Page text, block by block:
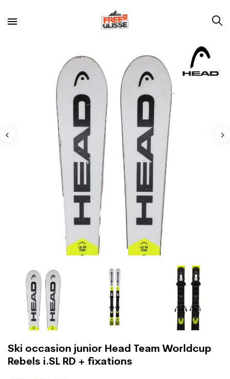
Ski occasion junior Head Team Worldcup
Rebels i.SL RD + fixations